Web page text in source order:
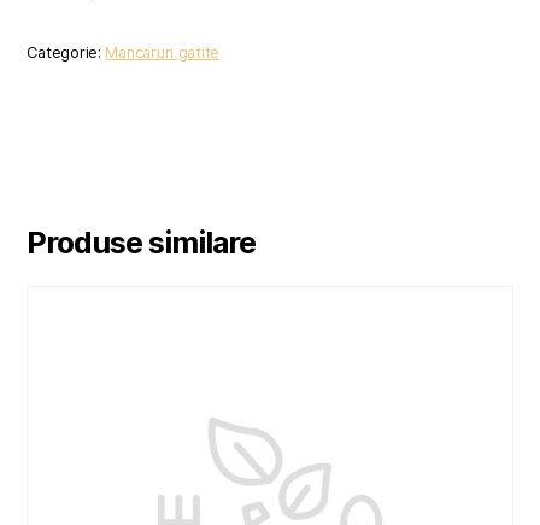
Categorie: Mancaruri gatite
Produse similare